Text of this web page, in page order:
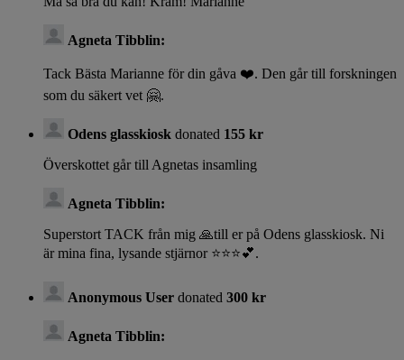
Agneta Tibblin:
Tack Bästa Marianne för din gåva ❤️. Den går till forskningen
som du säkert vet 🤗.
Odens glasskiosk donated 155 kr
Överskottet går till Agnetas insamling
Agneta Tibblin:
Superstort TACK från mig 🙏till er på Odens glasskiosk. Ni
är mina fina, lysande stjärnor ⭐️⭐️⭐️💕.
Anonymous User donated 300 kr
Agneta Tibblin: